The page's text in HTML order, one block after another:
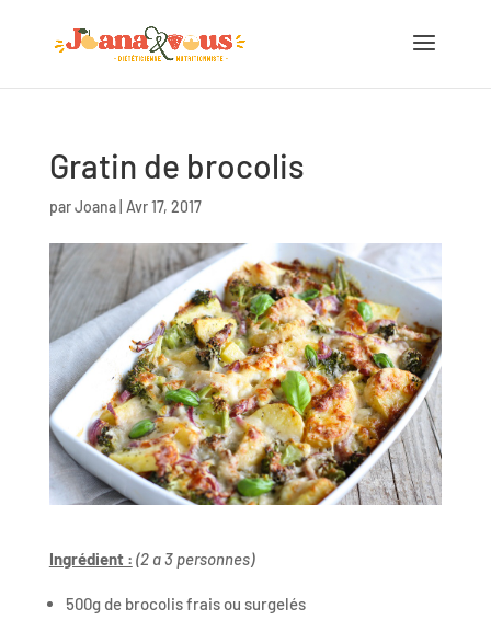
Gratin de brocolis
parJoana| Avr 17, 2017
Ingrédient : (2 a 3 personnes)
500g de brocolis frais ou surgelés